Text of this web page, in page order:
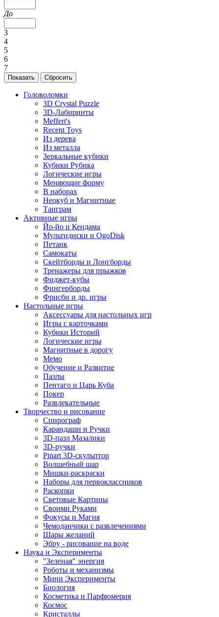
До
3
4
5
6
7
Головоломки
3D Crystal Puzzle
3D-Лабиринты
Meffert's
Recent Toys
Из дерева
Из металла
Зеркальные кубики
Кубики Рубика
Логические игры
Меняющие форму
В наборах
Неокуб и Магнитные
Танграм
Активные игры
Йо-йо и Кендама
Мультидиски и OgoDisk
Петанк
Самокаты
Скейтборды и Лонгборды
Тренажеры для прыжков
Фиджет-кубы
Фингерборды
Фрисби и др. игры
Настольные игры
Аксессуары для настольных игр
Игры с карточками
Кубики Историй
Логические игры
Магнитные в дорогу
Мемо
Обучение и Развитие
Пазлы
Пентаго и Царь Куба
Покер
Развлекательные
Творчество и рисование
Спирограф
Карандаши и Ручки
3D-пазл Мазалики
3D-ручки
Pinart 3D-скульптор
Волшебный шар
Мишки-раскраски
Наборы для первоклассников
Раскопки
Световые Картины
Своими Руками
Фокусы и Магия
Чемоданчики с развлечениями
Шары желаний
Эбру - рисование на воде
Наука и Эксперименты
"Зеленая" энергия
Роботы и механизмы
Мини Эксперименты
Биология
Косметика и Парфюмерия
Космос
Кристаллы